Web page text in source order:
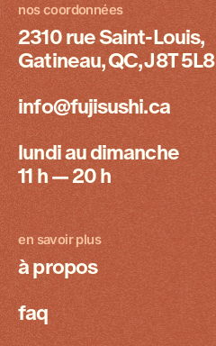
nos coordonnées
2310 rue Saint-Louis,
Gatineau, QC, J8T 5L8
info@fujisushi.ca
lundi au dimanche
11 h — 20 h
en savoir plus
à propos
faq